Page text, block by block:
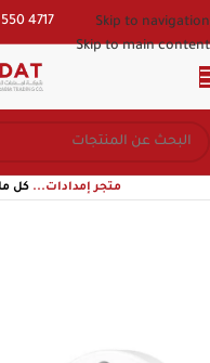
Skip to navigation
Skip to main content
هاتف:
متجر إمدادات... كل